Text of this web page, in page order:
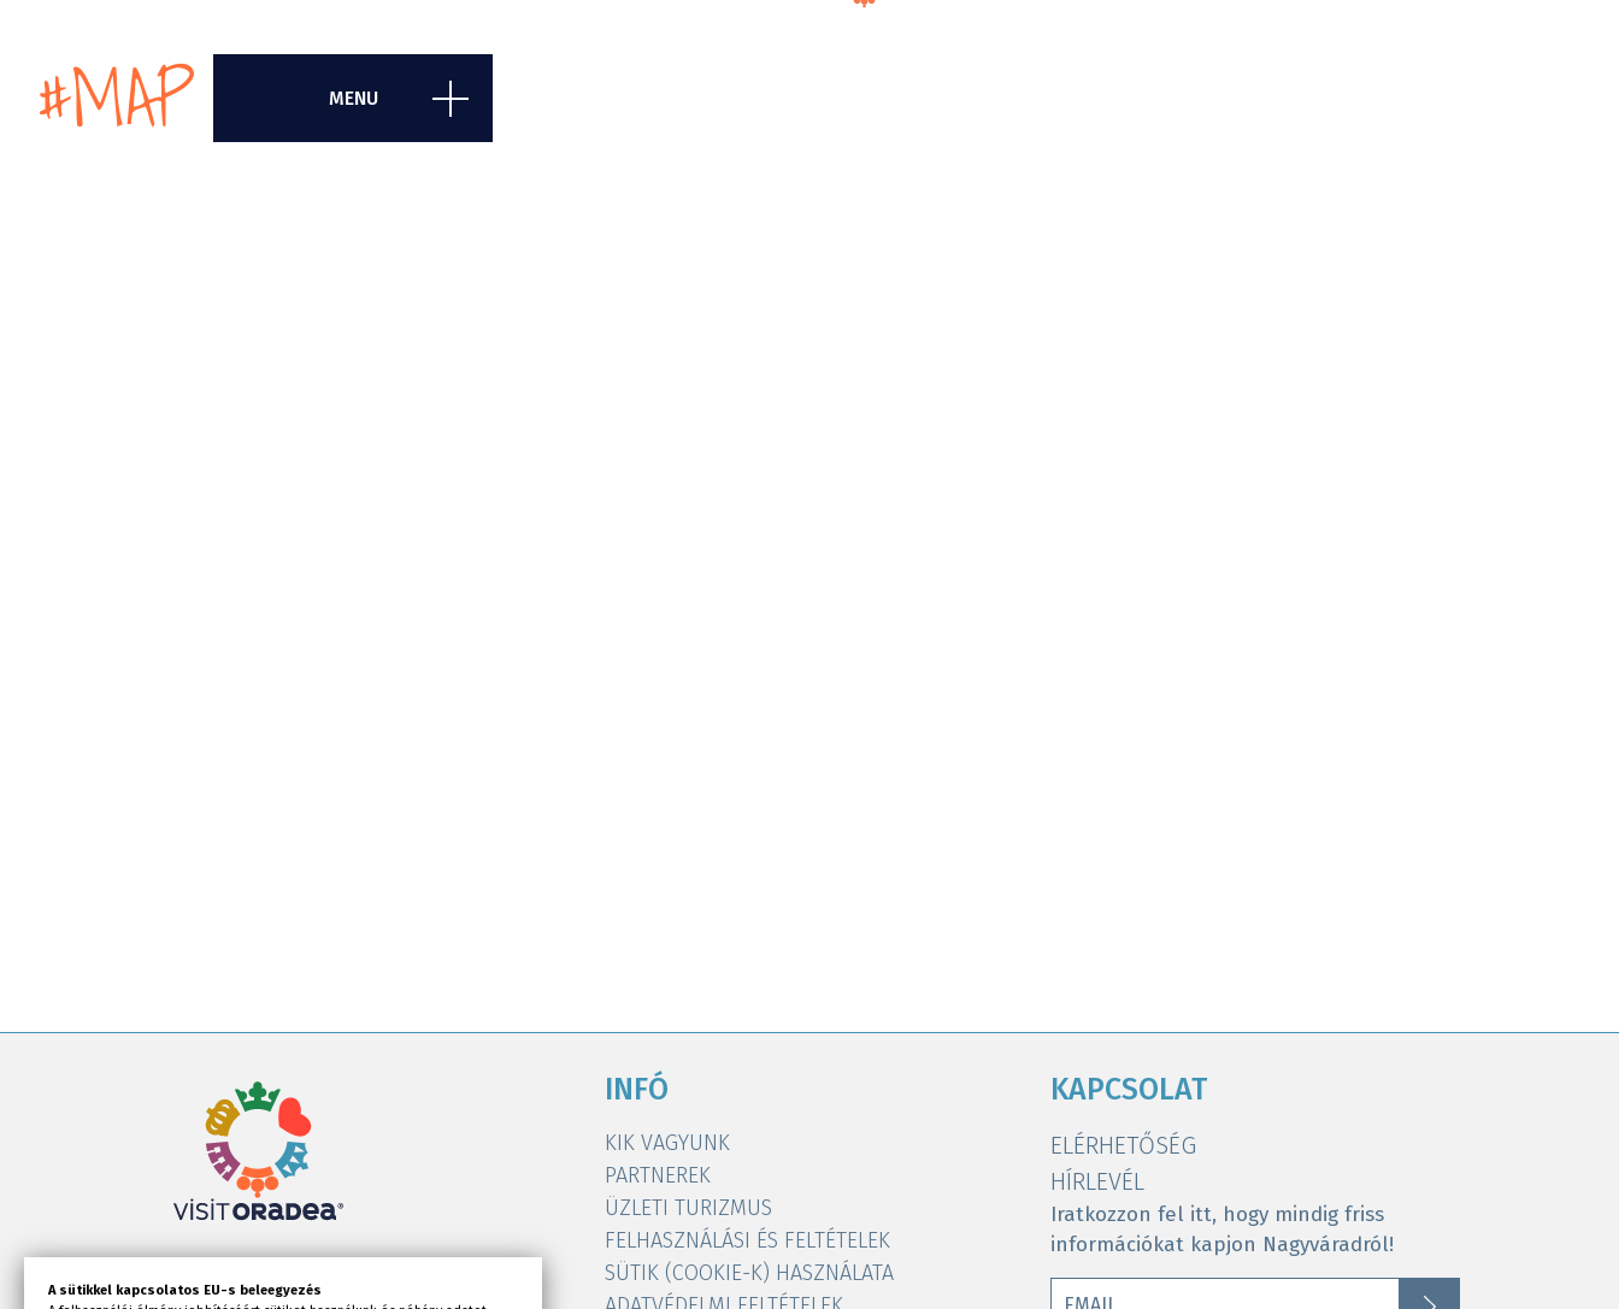
A sütikkel kapcsolatos EU-s beleegyezés
#MAP MENU
INFÓ
KIK VAGYUNK
PARTNEREK
ÜZLETI TURIZMUS
FELHASZNÁLÁSI ÉS FELTÉTELEK
SÜTIK (COOKIE-K) HASZNÁLATA
KAPCSOLAT
ELÉRHETŐSÉG
HÍRLEVÉL
Iratkozzon fel itt, hogy mindig friss
információkat kapjon Nagyváradról!